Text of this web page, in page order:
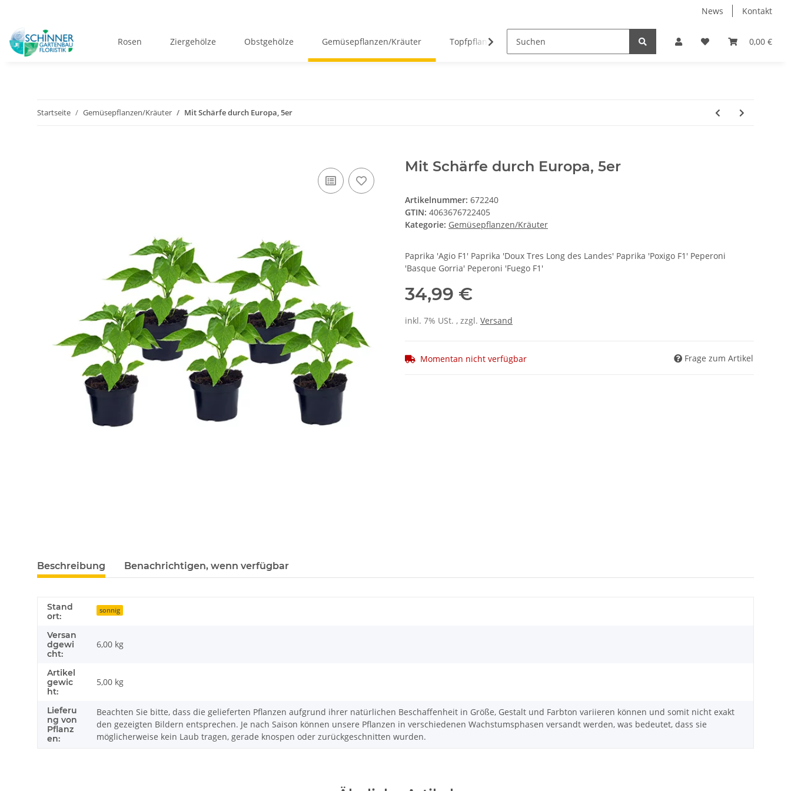
News Kontakt
0,00 €
Rosen Ziergehölze Obstgehölze Gemüsepflanzen/Kräuter Topfpflanzen Trockenblumen
Startseite Gemüsepflanzen/Kräuter Mit Schärfe durch Europa, 5er
Mit Schärfe durch Europa, 5er
Artikelnummer: 672240
GTIN: 4063676722405
Kategorie: Gemüsepflanzen/Kräuter
Paprika 'Agio F1' Paprika 'Doux Tres Long des Landes' Paprika 'Poxigo F1' Peperoni
'Basque Gorria' Peperoni 'Fuego F1'
34,99 €
inkl. 7% USt. , zzgl. Versand
Momentan nicht verfügbar Frage zum Artikel
Beschreibung Benachrichtigen, wenn verfügbar
Stand
ort:
sonnig
Versan
dgewi
cht:
6,00 kg
Artikel
gewic
ht:
5,00 kg
Lieferu
ng von
Pflanz
en:
Beachten Sie bitte, dass die gelieferten Pflanzen aufgrund ihrer natürlichen Beschaffenheit in Größe, Gestalt und Farbton variieren können und somit nicht exakt
den gezeigten Bildern entsprechen. Je nach Saison können unsere Pflanzen in verschiedenen Wachstumsphasen versandt werden, was bedeutet, dass sie
möglicherweise kein Laub tragen, gerade knospen oder zurückgeschnitten wurden.